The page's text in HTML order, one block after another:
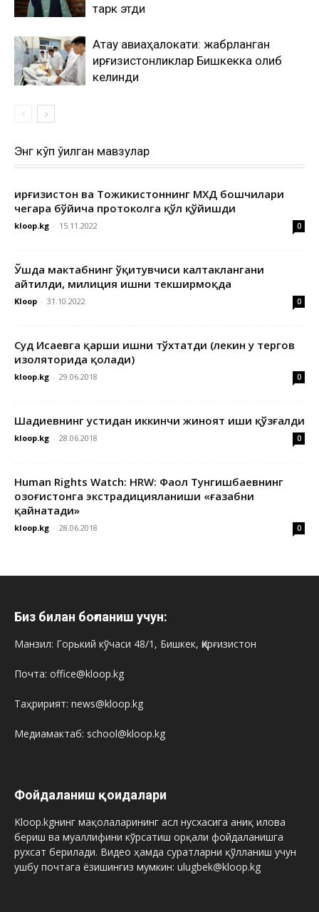
тарк этди
Ақтау авиаҳалокати: жабрланган
қирғизистонликлар Бишкекка олиб
келинди
Энг кўп ўқилган мавзулар
Қирғизистон ва Тожикистоннинг МХДҚ бошчилари
чегара бўйича протоколга қўл қўйишди
kloop.kg - 15.11.2022 0
Ўшда мактабнинг ўқитувчиси калтаклангани
айтилди, милиция ишни текширмоқда
Kloop - 31.10.2022 0
Суд Исаевга қарши ишни тўхтатди (лекин у тергов
изоляторида қолади)
kloop.kg - 29.06.2018 0
Шадиевнинг устидан иккинчи жиноят иши қўзғалди
kloop.kg - 28.06.2018 0
Human Rights Watch: HRW: Фаол Тунгишбаевнинг
Қозоғистонга экстрадицияланиши «ғазабни
қайнатади»
kloop.kg - 28.06.2018 0
Биз билан боғланиш учун:
Манзил: Горький кўчаси 48/1, Бишкек, Қирғизистон
Почта: office@kloop.kg
Таҳририят: news@kloop.kg
Медиамактаб: school@kloop.kg
Фойдаланиш қоидалари
Kloop.kgнинг мақолаларининг асл нусхасига аниқ илова
бериш ва муаллифини кўрсатиш орқали фойдаланишга
рухсат берилади. Видео ҳамда суратларни қўлланиш учун
ушбу почтага ёзишингиз мумкин: ulugbek@kloop.kg